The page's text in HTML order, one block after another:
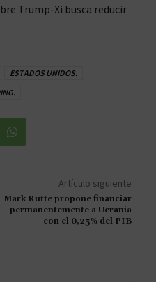
Trump-Xi busca reducir
ESTADOS UNIDOS.
Artículo siguiente
Mark Rutte propone financiar
permanentemente a Ucrania
con el 0,25% del PIB